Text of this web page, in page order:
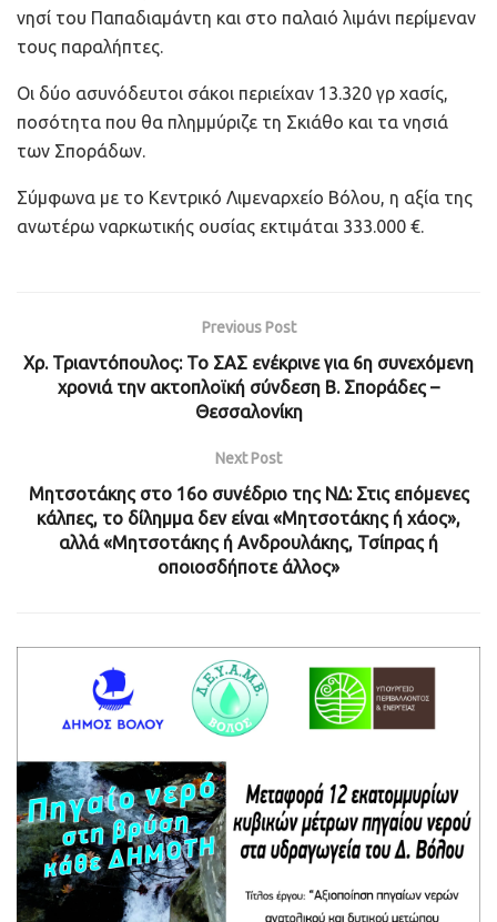
νησί του Παπαδιαμάντη και στο παλαιό λιμάνι περίμεναν
τους παραλήπτες.
Οι δύο ασυνόδευτοι σάκοι περιείχαν 13.320 γρ χασίς,
ποσότητα που θα πλημμύριζε τη Σκιάθο και τα νησιά
των Σποράδων.
Σύμφωνα με το Κεντρικό Λιμεναρχείο Βόλου, η αξία της
ανωτέρω ναρκωτικής ουσίας εκτιμάται 333.000 €.
Previous Post
Χρ. Τριαντόπουλος: Το ΣΑΣ ενέκρινε για 6η συνεχόμενη
χρονιά την ακτοπλοϊκή σύνδεση Β. Σποράδες –
Θεσσαλονίκη
Next Post
Μητσοτάκης στο 16ο συνέδριο της ΝΔ: Στις επόμενες
κάλπες, το δίλημμα δεν είναι «Μητσοτάκης ή χάος»,
αλλά «Μητσοτάκης ή Ανδρουλάκης, Τσίπρας ή
οποιοσδήποτε άλλος»